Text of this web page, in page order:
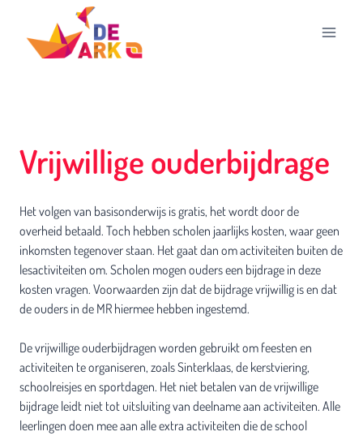
inhoud
Vrijwillige ouderbijdrage
Het volgen van basisonderwijs is gratis, het wordt door de
overheid betaald. Toch hebben scholen jaarlijks kosten, waar geen
inkomsten tegenover staan. Het gaat dan om activiteiten buiten de
lesactiviteiten om. Scholen mogen ouders een bijdrage in deze
kosten vragen. Voorwaarden zijn dat de bijdrage vrijwillig is en dat
de ouders in de MR hiermee hebben ingestemd.
De vrijwillige ouderbijdragen worden gebruikt om feesten en
activiteiten te organiseren, zoals Sinterklaas, de kerstviering,
schoolreisjes en sportdagen. Het niet betalen van de vrijwillige
bijdrage leidt niet tot uitsluiting van deelname aan activiteiten. Alle
leerlingen doen mee aan alle extra activiteiten die de school